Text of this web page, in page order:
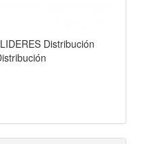
Distribución